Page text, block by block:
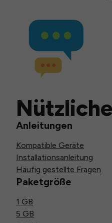
Anleitungen
Kompatible Geräte
Installationsanleitung
Häufig gestellte Fragen
Paketgröße
1 GB
5 GB